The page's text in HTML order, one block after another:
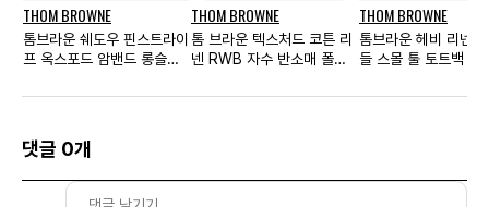
THOM BROWNE
톰브라운 쉐도우 핀스트라이
프 옥스포드 암밴드 롱슬리
THOM BROWNE
톰 브라운 텍스처드 코튼 리
넨 RWB 자수 반소매 폴로
THOM BROWNE
톰브라운 헤비 리넨
들 스몰 툴 토트백 라
댓글 0개